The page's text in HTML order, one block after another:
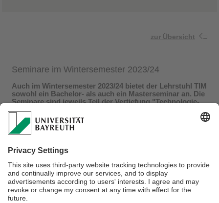
zur Übersicht
Seminare im Wintersemester 2023/24
Auch im Wintersemester 2023/24 bietet der Lehrstuhl TIM
sowohl ein Bachelor- als auch ein Masterseminar an. Die
Seminare sind jeweils Teil der Vertiefung "Technologie-
und Innovationsmanagement" in den Studiengängen
Betriebswirtschaftslehre und
Wirtschaftsingenieurwesen. Details entnehmen Sie bitte
dem untenstehenden PDF.
Link zum PDF